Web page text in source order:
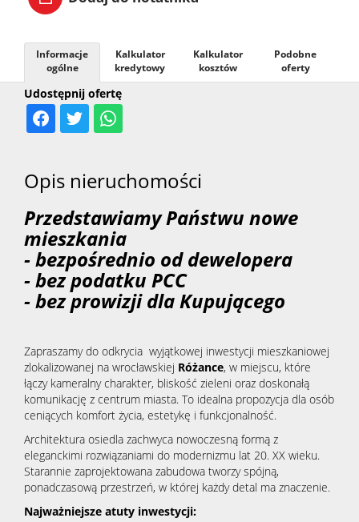
Udostępnij ofertę
Informacje
ogólne
Kalkulator
kredytowy
Kalkulator
kosztów
Podobne
oferty
Opis nieruchomości
Przedstawiamy Państwu nowe
mieszkania
- bezpośrednio od dewelopera
- bez podatku PCC
- bez prowizji dla Kupującego
Zapraszamy do odkrycia wyjątkowej inwestycji mieszkaniowej
zlokalizowanej na wrocławskiej Różance, w miejscu, które
łączy kameralny charakter, bliskość zieleni oraz doskonałą
komunikację z centrum miasta. To idealna propozycja dla osób
ceniących komfort życia, estetykę i funkcjonalność.
Architektura osiedla zachwyca nowoczesną formą z
eleganckimi rozwiązaniami do modernizmu lat 20. XX wieku.
Starannie zaprojektowana zabudowa tworzy spójną,
ponadczasową przestrzeń, w której każdy detal ma znaczenie.
Najważniejsze atuty inwestycji: